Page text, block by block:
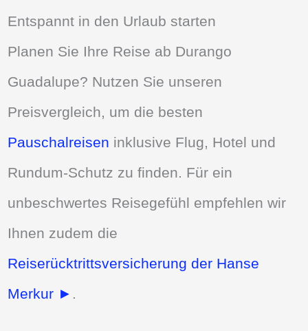
Entspannt in den Urlaub starten
Planen Sie Ihre Reise ab Durango
Guadalupe? Nutzen Sie unseren
Preisvergleich, um die besten
Pauschalreisen inklusive Flug, Hotel und
Rundum-Schutz zu finden. Für ein
unbeschwertes Reisegefühl empfehlen wir
Ihnen zudem die
Reiserücktrittsversicherung der Hanse
Merkur ► .